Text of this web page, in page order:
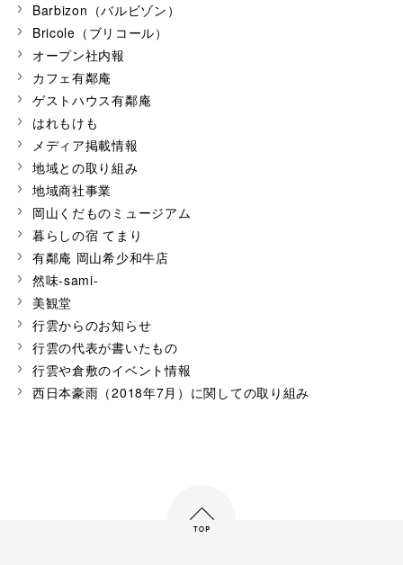
Barbizon（バルビゾン）
Bricole（ブリコール）
オープン社内報
カフェ有鄰庵
ゲストハウス有鄰庵
はれもけも
メディア掲載情報
地域との取り組み
地域商社事業
岡山くだものミュージアム
暮らしの宿 てまり
有鄰庵 岡山希少和牛店
然味-sami-
美観堂
行雲からのお知らせ
行雲の代表が書いたもの
行雲や倉敷のイベント情報
西日本豪雨（2018年7月）に関しての取り組み